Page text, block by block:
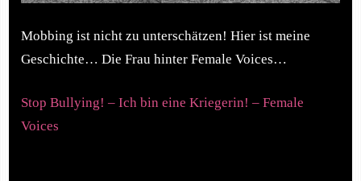
Mobbing ist nicht zu unterschätzen! Hier ist meine
Geschichte… Die Frau hinter Female Voices…
Stop Bullying! – Ich bin eine Kriegerin! – Female
Voices